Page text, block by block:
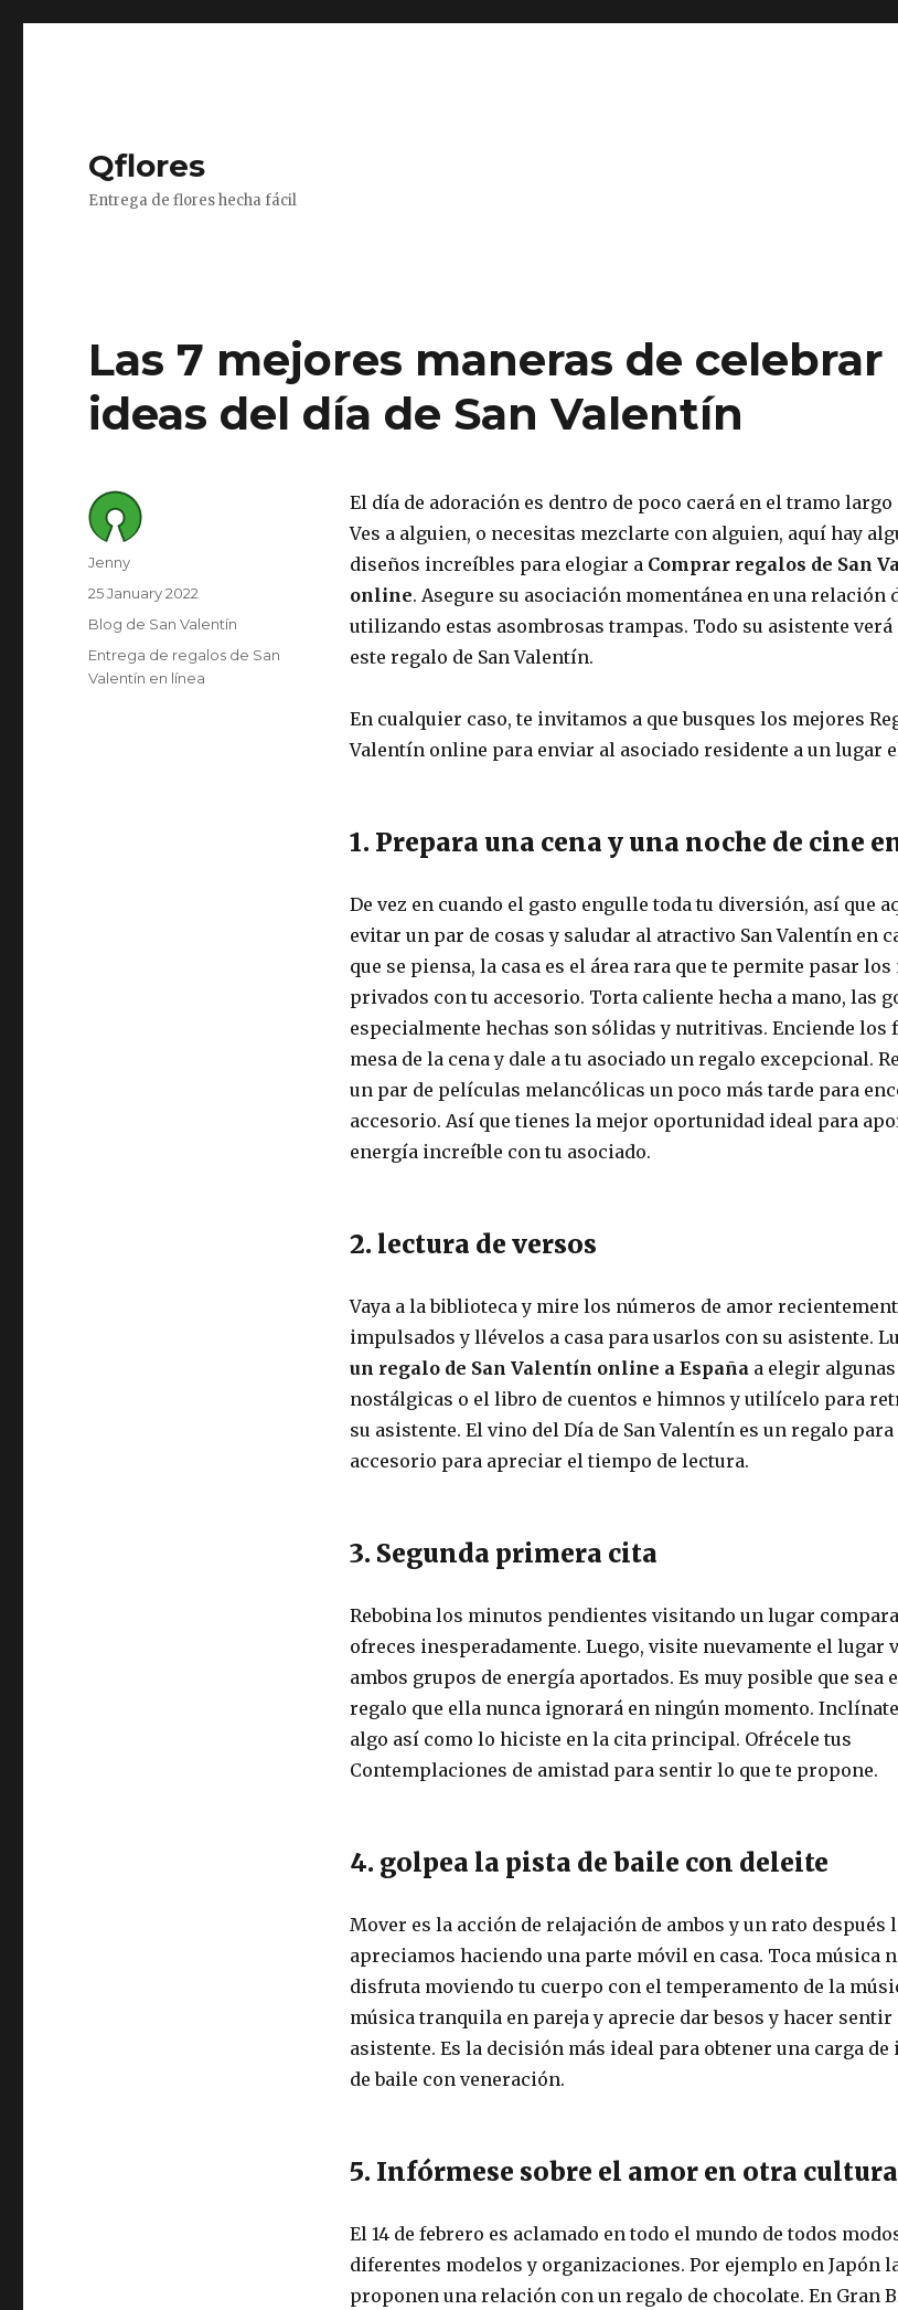
Qflores
Entrega de flores hecha fácil
Las 7 mejores maneras de celebrar
ideas del día de San Valentín
El día de adoración es dentro de poco caerá en el tramo largo
Ves a alguien, o necesitas mezclarte con alguien, aquí hay
diseños increíbles para elogiar a Comprar regalos de San
online. Asegure su asociación momentánea en una relación
utilizando estas asombrosas trampas. Todo su asistente verá
este regalo de San Valentín.
En cualquier caso, te invitamos a que busques los mejores
Valentín online para enviar al asociado residente a un lugar
1. Prepara una cena y una noche de cine
De vez en cuando el gasto engulle toda tu diversión, así que
evitar un par de cosas y saludar al atractivo San Valentín en
que se piensa, la casa es el área rara que te permite pasar
privados con tu accesorio. Torta caliente hecha a mano, las
especialmente hechas son sólidas y nutritivas. Enciende los
mesa de la cena y dale a tu asociado un regalo excepcional.
un par de películas melancólicas un poco más tarde para
accesorio. Así que tienes la mejor oportunidad ideal para
energía increíble con tu asociado.
2. lectura de versos
Vaya a la biblioteca y mire los números de amor
impulsados ​​y llévelos a casa para usarlos con su asistente.
un regalo de San Valentín online a Españaa elegir
nostálgicas o el libro de cuentos e himnos y utilícelo para
su asistente. El vino del Día de San Valentín es un regalo para
accesorio para apreciar el tiempo de lectura.
3. Segunda primera cita
Rebobina los minutos pendientes visitando un lugar
ofreces inesperadamente. Luego, visite nuevamente el lugar
ambos grupos de energía aportados. Es muy posible que sea
regalo que ella nunca ignorará en ningún momento.
algo así como lo hiciste en la cita principal. Ofrécele tus
Contemplaciones de amistad para sentir lo que te propone.
4. golpea la pista de baile con deleite
Mover es la acción de relajación de ambos y un rato después
apreciamos haciendo una parte móvil en casa. Toca música
disfruta moviendo tu cuerpo con el temperamento de la
música tranquila en pareja y aprecie dar besos y hacer sentir
asistente. Es la decisión más ideal para obtener una carga
de baile con veneración.
5. Infórmese sobre el amor en otra cultura
El 14 de febrero es aclamado en todo el mundo de todos
diferentes modelos y organizaciones. Por ejemplo en Japón
proponen una relación con un regalo de chocolate. En Gran
Author
Jenny
Posted
on
25 January 2022
Category
Blog de San Valentín
Tags
Entrega de regalos de San
Valentín en línea